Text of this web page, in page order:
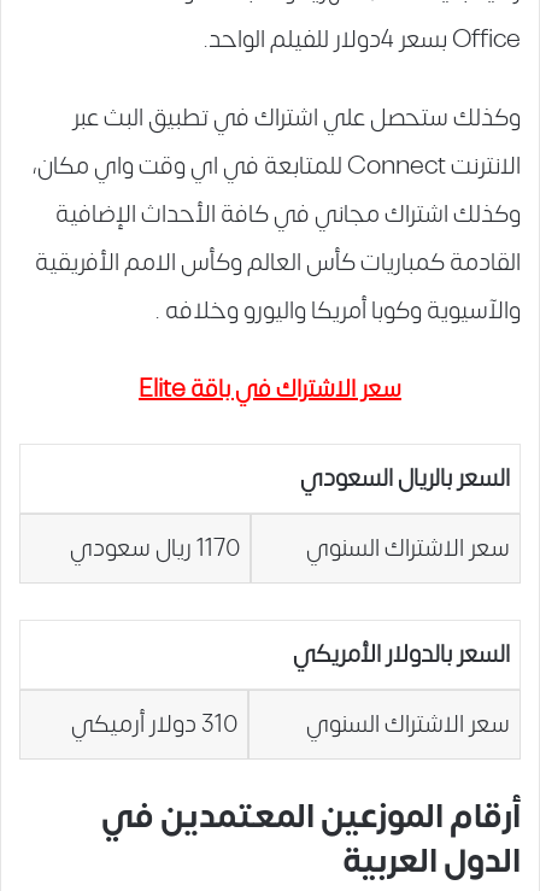
Office بسعر 4دولار للفيلم الواحد.
وكذلك ستحصل علي اشتراك في تطبيق البث عبر
الانترنت Connect للمتابعة في اي وقت واي مكان،
وكذلك اشتراك مجاني في كافة الأحداث الإضافية
القادمة كمباريات كأس العالم وكأس الامم الأفريقية
والآسيوية وكوبا أمريكا واليورو وخلافه .
سعر الاشتراك في باقة Elite
السعر بالريال السعودي
سعر الاشتراك السنوي
1170 ريال سعودي
السعر بالدولار الأمريكي
سعر الاشتراك السنوي
310 دولار أرميكي
أرقامالموزعين المعتمدين في
الدول العربية